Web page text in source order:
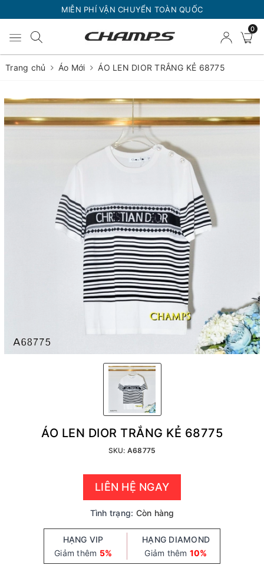
MIỄN PHÍ VẬN CHUYỂN TOÀN QUỐC
0
Trang chủ Áo Mới ÁO LEN DIOR TRẮNG KẺ 68775
ÁO LEN DIOR TRẮNG KẺ 68775
SKU: A68775
LIÊN HỆ NGAY
Tình trạng: Còn hàng
HẠNG VIP
Giảm thêm 5%
HẠNG DIAMOND
Giảm thêm 10%